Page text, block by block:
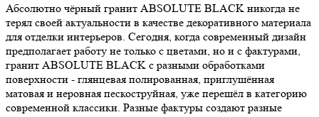
Абсолютно чёрный гранит ABSOLUTE BLACK никогда не
терял своей актуальности в качестве декоративного материала
для отделки интерьеров. Сегодня, когда современный дизайн
предполагает работу не только с цветами, но и c фактурами,
гранит ABSOLUTE BLACK с разными обработками
поверхности - глянцевая полированная, приглушённая
матовая и неровная пескоструйная, уже перешёл в категорию
современной классики. Разные фактуры создают разные